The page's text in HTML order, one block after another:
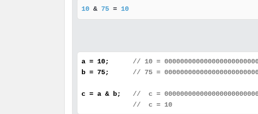
10 & 75 = 10
a = 10; // 10 =
b = 75; // 75 =
c = a & b; // c =
// c = 10